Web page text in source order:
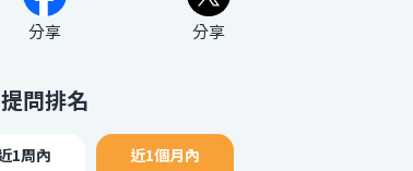
分享 分享
提問排名
1周內 近1個月內